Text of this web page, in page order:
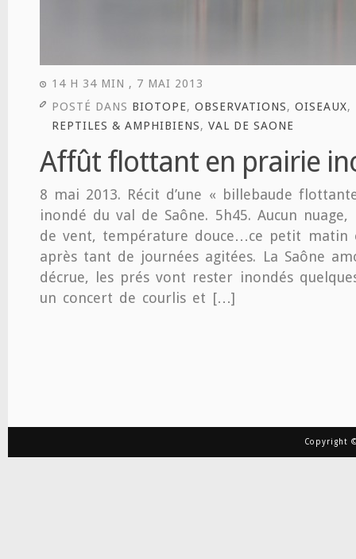
14 H 34 MIN , 7 MAI 2013
POSTÉ DANS BIOTOPE, OBSERVATIONS, OISEAUX,
REPTILES & AMPHIBIENS, VAL DE SAONE
Affût flottant en prairie
8 mai 2013. Récit d’une « billebaude
inondé du val de Saône. 5h45. Aucun
de vent, température douce…ce petit matin
après tant de journées agitées. La Saône
décrue, les prés vont rester inondés
un concert de courlis et […]
Copyright